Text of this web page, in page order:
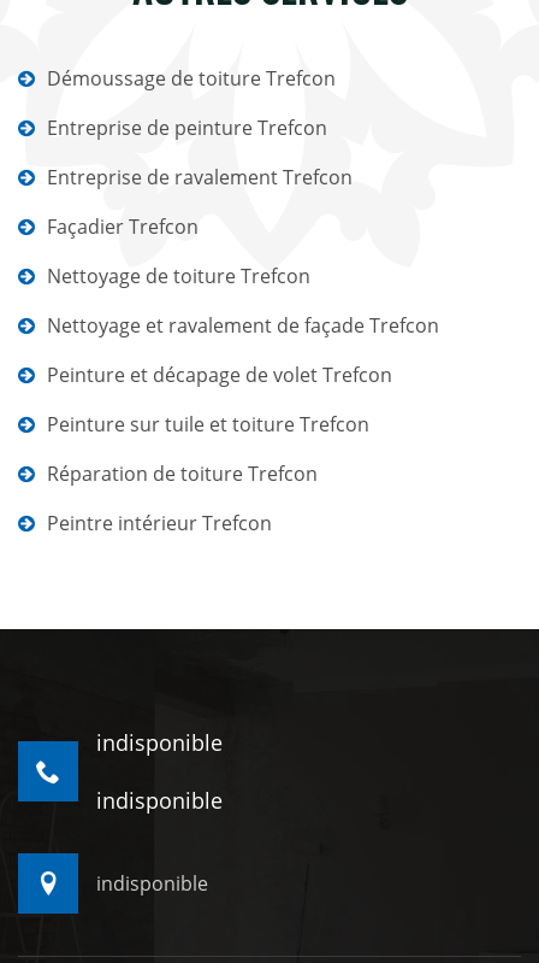
Démoussage de toiture Trefcon
Entreprise de peinture Trefcon
Entreprise de ravalement Trefcon
Façadier Trefcon
Nettoyage de toiture Trefcon
Nettoyage et ravalement de façade Trefcon
Peinture et décapage de volet Trefcon
Peinture sur tuile et toiture Trefcon
Réparation de toiture Trefcon
Peintre intérieur Trefcon
indisponible
indisponible
indisponible